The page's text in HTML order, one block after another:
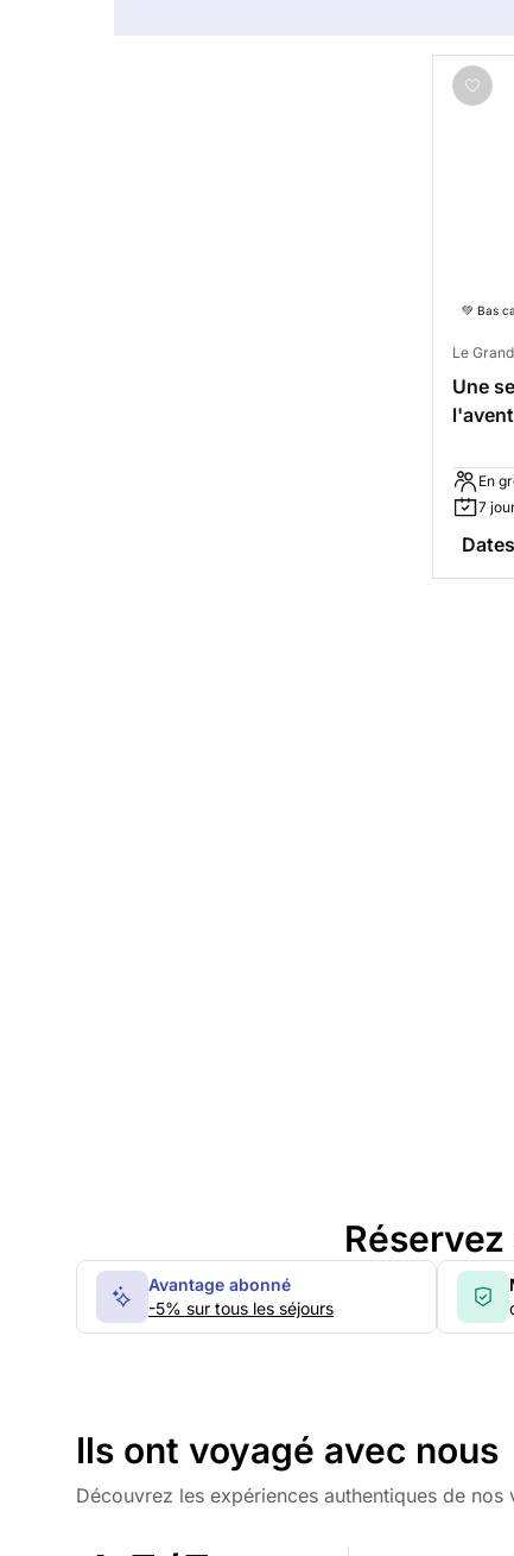
💚 Bas
Le
Une
En
7
Avantage abonné
-5% sur tous les séjours
Ils ont voyagé avec nous
Découvrez les expériences authentiques de nos